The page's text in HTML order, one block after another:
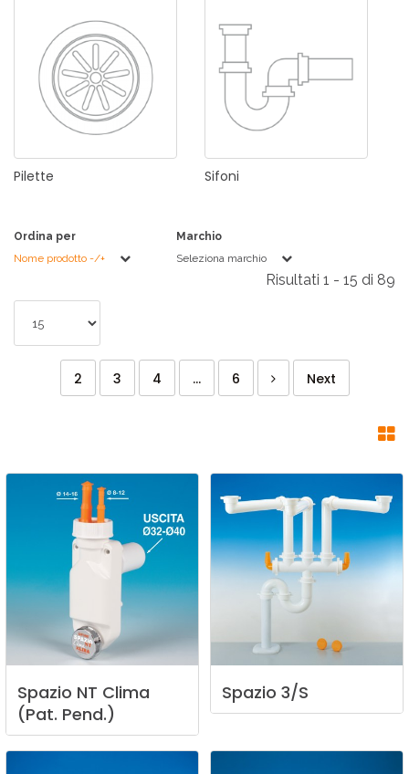
Pilette Sifoni
Ordina per
Nome prodotto -/+
Marchio
Seleziona marchio
Risultati 1 - 15 di 89
2 3 4 ... 6 Next
Spazio NT Clima
(Pat. Pend.)
Spazio 3/S